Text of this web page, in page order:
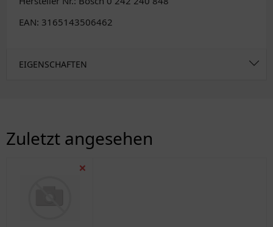
EAN: 3165143506462
EIGENSCHAFTEN
Zuletzt angesehen
❌